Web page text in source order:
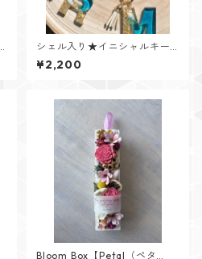
シェル入り★イニシャルキー
リング【Cristal Oceanシリー
ズ】
¥2,200
Bloom Box【Petal（ペタ